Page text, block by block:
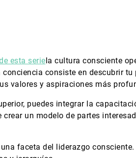
esta seriela cultura consciente
consiste en descubrir
valores y aspiraciones más
puedes integrar la
un modelo de partes
faceta del liderazgo